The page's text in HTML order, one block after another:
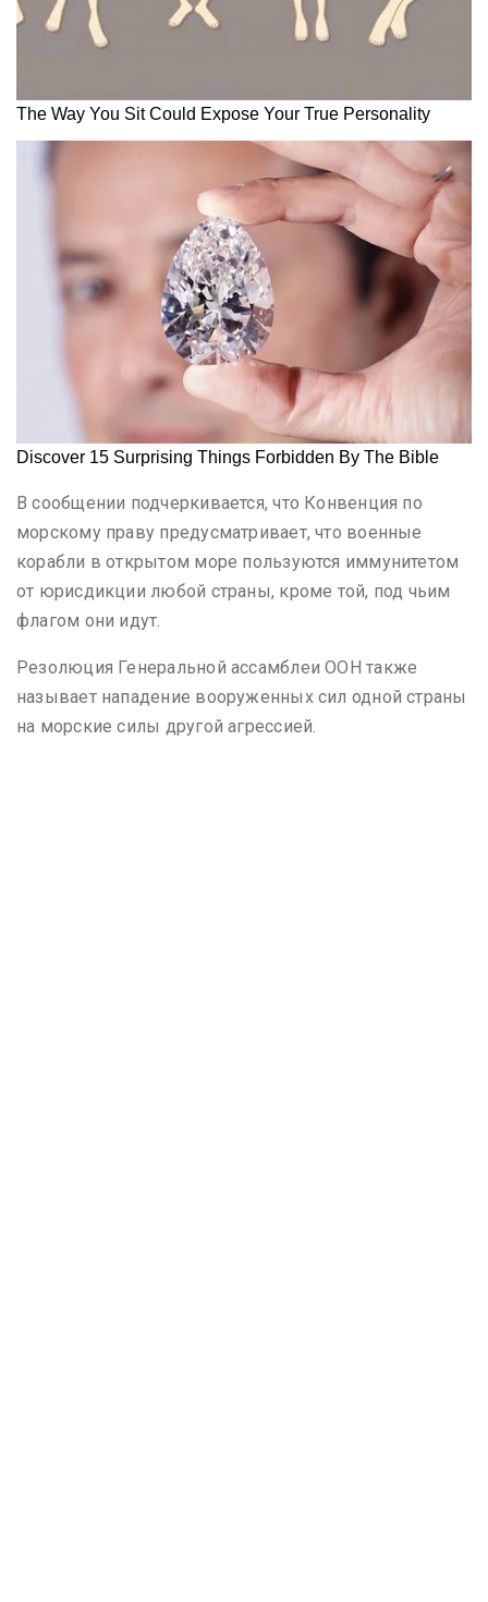
В сообщении подчеркивается, что Конвенция по
морскому праву предусматривает, что военные
корабли в открытом море пользуются иммунитетом
от юрисдикции любой страны, кроме той, под чьим
флагом они идут.
Резолюция Генеральной ассамблеи ООН также
называет нападение вооруженных сил одной страны
на морские силы другой агрессией.